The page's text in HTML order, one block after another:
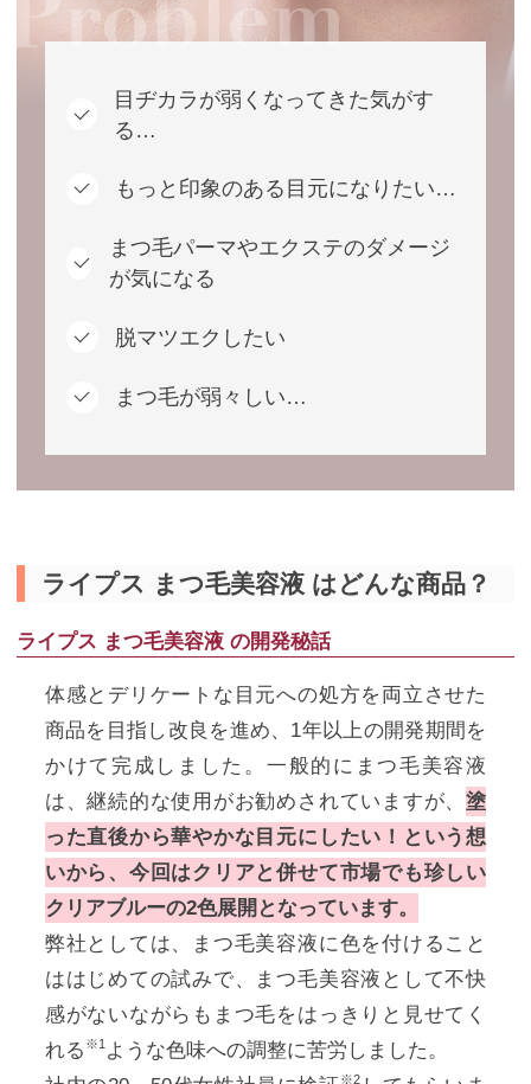
目ヂカラが弱くなってきた気がす
る…
もっと印象のある目元になりたい…
まつ毛パーマやエクステのダメージ
が気になる
脱マツエクしたい
まつ毛が弱々しい…
ライプス まつ毛美容液 はどんな商品？
ライプス まつ毛美容液 の開発秘話
体感とデリケートな目元への処方を両立させた
商品を目指し改良を進め、1年以上の開発期間を
かけて完成しました。一般的にまつ毛美容液
は、継続的な使用がお勧めされていますが、塗
った直後から華やかな目元にしたい！という想
いから、今回はクリアと併せて市場でも珍しい
クリアブルーの2色展開となっています。
弊社としては、まつ毛美容液に色を付けること
ははじめての試みで、まつ毛美容液として不快
感がないながらもまつ毛をはっきりと見せてく
れる ※1ような色味への調整に苦労しました。
※2